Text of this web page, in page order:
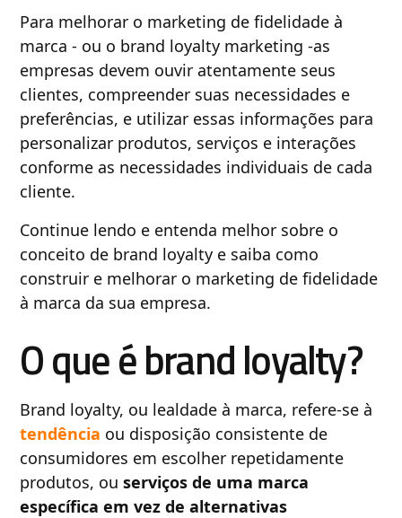
Para melhorar o marketing de fidelidade à
marca - ou o brand loyalty marketing -as
empresas devem ouvir atentamente seus
clientes, compreender suas necessidades e
preferências, e utilizar essas informações para
personalizar produtos, serviços e interações
conforme as necessidades individuais de cada
cliente.
Continue lendo e entenda melhor sobre o
conceito de brand loyalty e saiba como
construir e melhorar o marketing de fidelidade
à marca da sua empresa.
O que é brand loyalty?
Brand loyalty, ou lealdade à marca, refere-se à
tendência ou disposição consistente de
consumidores em escolher repetidamente
produtos, ou serviços de uma marca
específica em vez de alternativas